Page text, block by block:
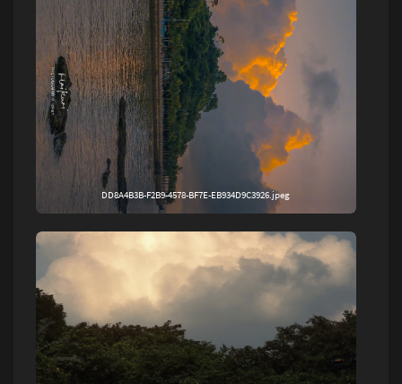
DD8A4B3B-F2B9-4578-BF7E-EB934D9C3926.jpeg